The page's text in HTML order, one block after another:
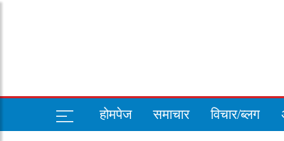
होमपेज समाचार विचार/ब्लग